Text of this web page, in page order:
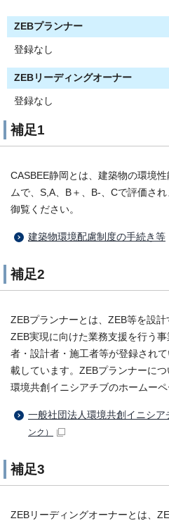
ZEBプランナー
登録なし
ZEBリーディングオーナー
登録なし
補足1
CASBEE静岡とは、建築物の環境
ムで、S,A、B＋、B-、Cで評価さ
御覧ください。
建築物環境配慮制度の手続き等
補足2
ZEBプランナーとは、ZEB等を設計
ZEB実現に向けた業務支援を行う
者・設計者・施工者等が登録され
載しています。ZEBプランナーに
環境共創イニシアチブのホームーペ
一般社団法人環境共創イニシア
ンク）
補足3
ZEBリーディングオーナーとは、